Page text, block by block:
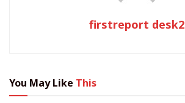
firstreport desk2
You May Like This